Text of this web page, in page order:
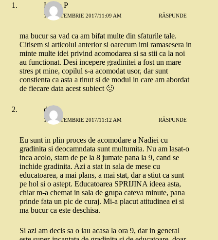
Laura P
19 SEPTEMBRIE 2017/11:09 AM RĂSPUNDE
ma bucur sa vad ca am bifat multe din sfaturile tale.
Citisem si articolul anterior si oarecum imi ramasesera in
minte multe idei privind acomodarea si sa stii ca la noi
au functionat. Desi incepere gradinitei a fost un mare
stres pt mine, copilul s-a acomodat usor, dar sunt
constienta ca asta a tinut si de modul in care am abordat
de fiecare data acest subiect 🙂
dojo
19 SEPTEMBRIE 2017/11:12 AM RĂSPUNDE
Eu sunt in plin proces de acomodare a Nadiei cu
gradinita si deocamndata sunt multumita. Nu am lasat-o
inca acolo, stam de pe la 8 jumate pana la 9, cand se
inchide gradinita. Azi a stat in sala de mese cu
educatoarea, a mai plans, a mai stat, dar a stiut ca sunt
pe hol si o astept. Educatoarea SPRIJINA ideea asta,
chiar m-a chemat in sala de grupa cateva minute, pana
prinde fata un pic de curaj. Mi-a placut atitudinea ei si
ma bucur ca este deschisa.
Si azi am decis sa o iau acasa la ora 9, dar in general